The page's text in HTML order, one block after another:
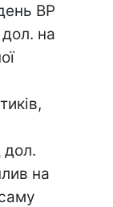
BP
на
дол.
на